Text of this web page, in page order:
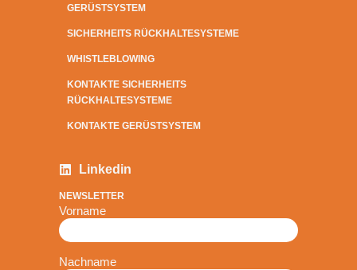
GERÜSTSYSTEM
SICHERHEITS RÜCKHALTESYSTEME
WHISTLEBLOWING
KONTAKTE SICHERHEITS
RÜCKHALTESYSTEME
KONTAKTE GERÜSTSYSTEM
Linkedin
NEWSLETTER
Vorname
Nachname